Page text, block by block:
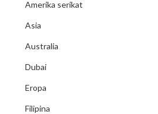
Amerika serikat
Asia
Australia
Dubai
Eropa
Filipina